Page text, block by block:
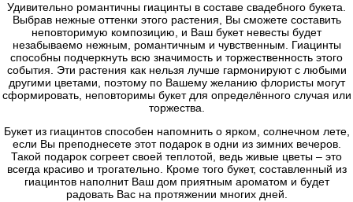
Удивительно романтичны гиацинты в составе свадебного букета.
Выбрав нежные оттенки этого растения, Вы сможете составить
неповторимую композицию, и Ваш букет невесты будет
незабываемо нежным, романтичным и чувственным. Гиацинты
способны подчеркнуть всю значимость и торжественность этого
события. Эти растения как нельзя лучше гармонируют с любыми
другими цветами, поэтому по Вашему желанию флористы могут
сформировать, неповторимы букет для определённого случая или
торжества.
Букет из гиацинтов способен напомнить о ярком, солнечном лете,
если Вы преподнесете этот подарок в одни из зимних вечеров.
Такой подарок согреет своей теплотой, ведь живые цветы – это
всегда красиво и трогательно. Кроме того букет, составленный из
гиацинтов наполнит Ваш дом приятным ароматом и будет
радовать Вас на протяжении многих дней.